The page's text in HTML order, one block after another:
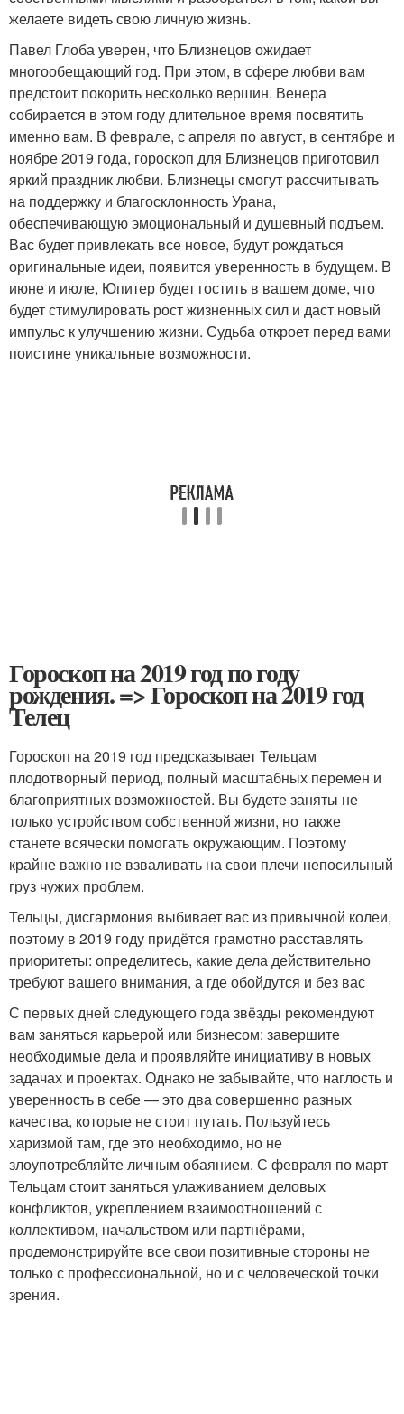
желаете видеть свою личную жизнь.
Павел Глоба уверен, что Близнецов ожидает
многообещающий год. При этом, в сфере любви вам
предстоит покорить несколько вершин. Венера
собирается в этом году длительное время посвятить
именно вам. В феврале, с апреля по август, в сентябре и
ноябре 2019 года, гороскоп для Близнецов приготовил
яркий праздник любви. Близнецы смогут рассчитывать
на поддержку и благосклонность Урана,
обеспечивающую эмоциональный и душевный подъем.
Вас будет привлекать все новое, будут рождаться
оригинальные идеи, появится уверенность в будущем. В
июне и июле, Юпитер будет гостить в вашем доме, что
будет стимулировать рост жизненных сил и даст новый
импульс к улучшению жизни. Судьба откроет перед вами
поистине уникальные возможности.
Гороскоп на 2019 год по году
рождения. => Гороскоп на 2019 год
Телец
Гороскоп на 2019 год предсказывает Тельцам
плодотворный период, полный масштабных перемен и
благоприятных возможностей. Вы будете заняты не
только устройством собственной жизни, но также
станете всячески помогать окружающим. Поэтому
крайне важно не взваливать на свои плечи непосильный
груз чужих проблем.
Тельцы, дисгармония выбивает вас из привычной колеи,
поэтому в 2019 году придётся грамотно расставлять
приоритеты: определитесь, какие дела действительно
требуют вашего внимания, а где обойдутся и без вас
С первых дней следующего года звёзды рекомендуют
вам заняться карьерой или бизнесом: завершите
необходимые дела и проявляйте инициативу в новых
задачах и проектах. Однако не забывайте, что наглость и
уверенность в себе — это два совершенно разных
качества, которые не стоит путать. Пользуйтесь
харизмой там, где это необходимо, но не
злоупотребляйте личным обаянием. С февраля по март
Тельцам стоит заняться улаживанием деловых
конфликтов, укреплением взаимоотношений с
коллективом, начальством или партнёрами,
продемонстрируйте все свои позитивные стороны не
только с профессиональной, но и с человеческой точки
зрения.